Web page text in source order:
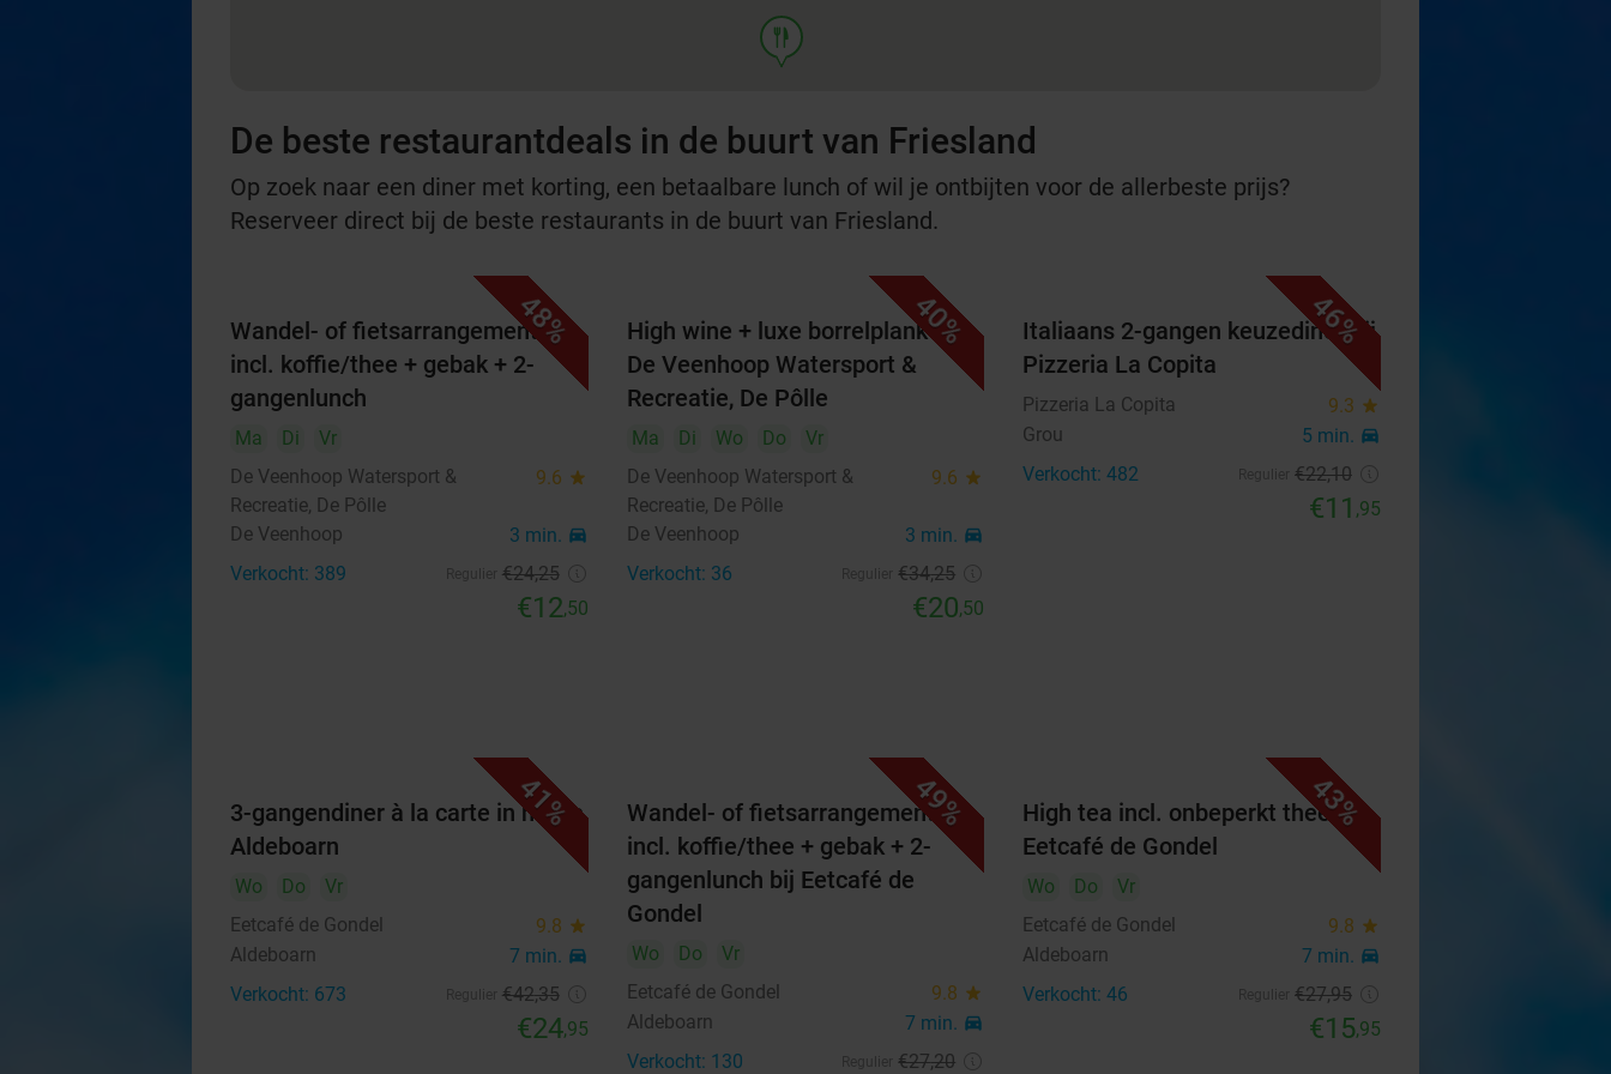
food
De beste restaurantdeals in de buurt van Friesland
Op zoek naar een diner met korting, een betaalbare lunch of wil je ontbijten voor de allerbeste prijs?
Reserveer direct bij de beste restaurants in de buurt van Friesland.
48%
Wandel- of fietsarrangement
incl. koffie/thee + gebak + 2-
gangenlunch
Ma Di
Vr
De Veenhoop Watersport &
Recreatie, De Pôlle
9.6 star
De Veenhoop 3 min. directions_car
Verkocht: 389 €24,25
€12,50
40%
High wine + luxe borrelplank bij
De Veenhoop Watersport &
Recreatie, De Pôlle
Ma Di Wo Do
Vr
De Veenhoop Watersport &
Recreatie, De Pôlle
9.6 star
De Veenhoop 3 min. directions_car
Verkocht: 36 €34,25
€20,50
46%
Italiaans 2-gangen keuzediner bij
Pizzeria La Copita
Pizzeria La Copita 9.3 star
Grou 5 min. directions_car
Verkocht: 482 €22,10
€11 ,95
41%
3-gangendiner à la carte in hartje
Aldeboarn
Wo Do
Vr
Eetcafé de Gondel
9.8 star
Aldeboarn 7 min. directions_car
Verkocht: 673 €42,35
€24,95
49%
Wandel- of fietsarrangement
incl. koffie/thee + gebak + 2-
gangenlunch bij Eetcafé de
Gondel
Wo Do
Vr
Eetcafé de Gondel
9.8 star
Aldeboarn 7 min. directions_car
Verkocht: 130 €27,20
43%
High tea incl. onbeperkt thee bij
Eetcafé de Gondel
Wo Do
Vr
Eetcafé de Gondel
9.8 star
Aldeboarn 7 min. directions_car
Verkocht: 46 €27,95
€15,95